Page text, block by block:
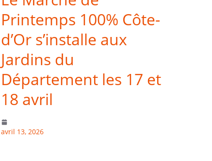
Printemps 100% Côte-
d’Or s’installe aux
Jardins du
Département les 17 et
18 avril
avril 13, 2026